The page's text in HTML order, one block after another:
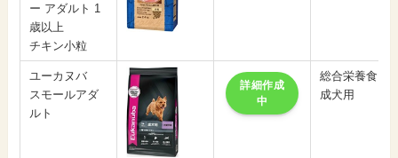
ー アダルト 1
歳以上
チキン小粒
ユーカヌバ
スモールアダ
ルト
詳細作成
中
総合栄養食
成犬用